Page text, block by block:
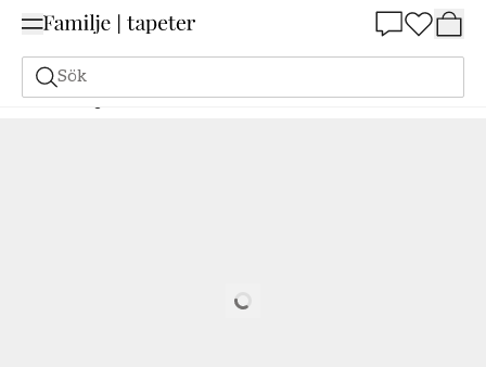
Sök
Målarfärg Beställ utifrån NCS Beställ utifrån NCS 7005-R20B
Loading…